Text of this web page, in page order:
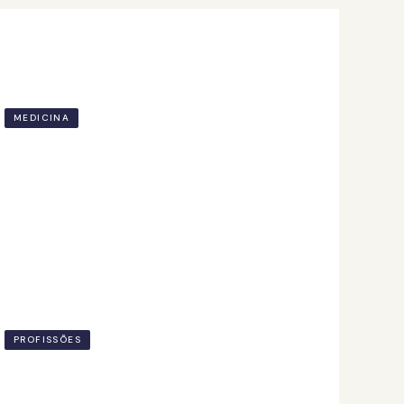
MEDICINA
PROFISSÕES